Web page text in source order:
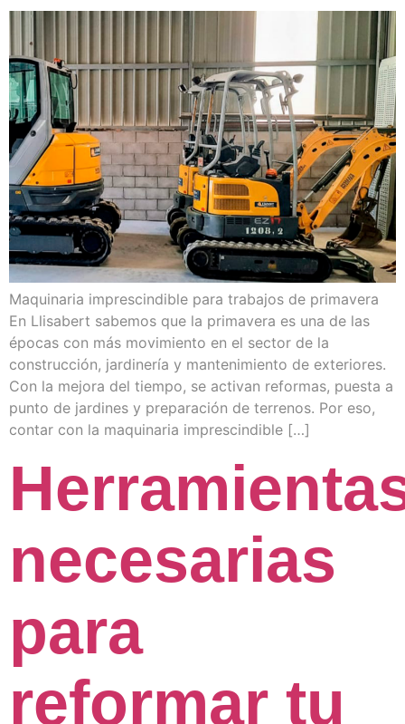
Maquinaria imprescindible para trabajos de primavera
En Llisabert sabemos que la primavera es una de las
épocas con más movimiento en el sector de la
construcción, jardinería y mantenimiento de exteriores.
Con la mejora del tiempo, se activan reformas, puesta a
punto de jardines y preparación de terrenos. Por eso,
contar con la maquinaria imprescindible […]
necesarias
para
reformar tu